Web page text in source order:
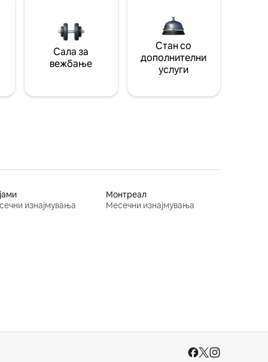
Сала за
вежбање
Стан со
дополнителни
услуги
изнајмувања
Монтреал
Месечни изнајмувања